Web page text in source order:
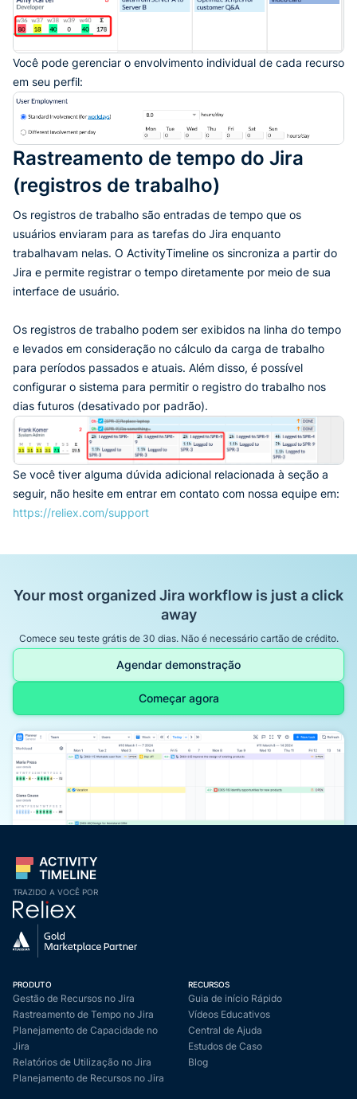
Você pode gerenciar o envolvimento individual de cada recurso
em seu perfil:
Rastreamento de tempo do Jira
(registros de trabalho)
Os registros de trabalho são entradas de tempo que os
usuários enviaram para as tarefas do Jira enquanto
trabalhavam nelas. O ActivityTimeline os sincroniza a partir do
Jira e permite registrar o tempo diretamente por meio de sua
interface de usuário.
Os registros de trabalho podem ser exibidos na linha do tempo
e levados em consideração no cálculo da carga de trabalho
para períodos passados e atuais. Além disso, é possível
configurar o sistema para permitir o registro do trabalho nos
dias futuros (desativado por padrão).
Se você tiver alguma dúvida adicional relacionada à seção a
seguir, não hesite em entrar em contato com nossa equipe em:
https://reliex.com/support
Your most organized Jira workflow is just a click
away
Comece seu teste grátis de 30 dias. Não é necessário cartão de crédito.
Agendar demonstração
Começar agora
TRAZIDO A VOCÊ POR
PRODUTO
Gestão de Recursos no Jira
Rastreamento de Tempo no Jira
Planejamento de Capacidade no
Jira
Relatórios de Utilização no Jira
Planejamento de Recursos no Jira
RECURSOS
Guia de início Rápido
Vídeos Educativos
Central de Ajuda
Estudos de Caso
Blog